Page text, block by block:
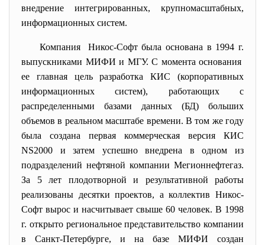
внедрение интегрированных, крупномасштабных,
информационных систем.
Компания Никос-Софт была основана в 1994 г.
выпускниками МИФИ и МГУ. С момента основания
ее главная цель разработка КИС (корпоративных
информационных систем), работающих с
распределенными базами данных (БД) больших
объемов в реальном масштабе времени. В том же году
была создана первая коммерческая версия КИС
NS2000 и затем успешно внедрена в одном из
подразделений нефтяной компании Мегионнефтегаз.
За 5 лет плодотворной и результативной работы
реализованы десятки проектов, а коллектив Никос-
Софт вырос и насчитывает свыше 60 человек. В 1998
г. открыто региональное представительство компании
в Санкт-Петербурге, и на базе МИФИ создан